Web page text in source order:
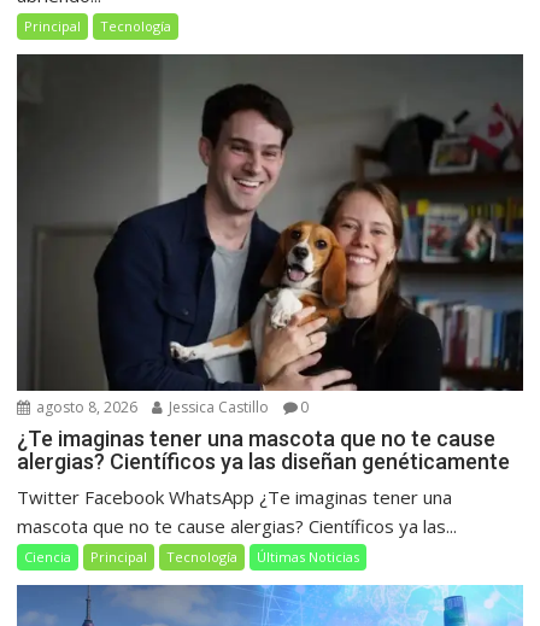
Principal Tecnología
agosto 8, 2026 Jessica Castillo 0
¿Te imaginas tener una mascota que no te cause
alergias? Científicos ya las diseñan genéticamente
Twitter Facebook WhatsApp ¿Te imaginas tener una
mascota que no te cause alergias? Científicos ya las...
Ciencia Principal Tecnología Últimas Noticias